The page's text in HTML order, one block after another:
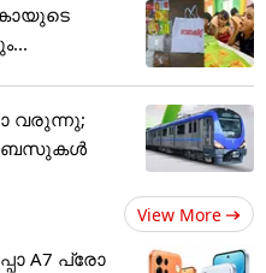
വരുന്നു;
ബസുകൾ
View More
A7 പ്രോ